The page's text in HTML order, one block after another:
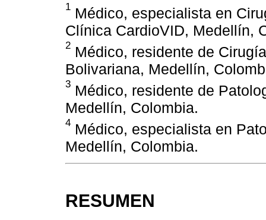
1 Médico, especialista en
Clínica CardioVID, Medellín,
2 Médico, residente de
Bolivariana, Medellín,
3 Médico, residente de
Medellín, Colombia.
4 Médico, especialista en
Medellín, Colombia.
RESUMEN